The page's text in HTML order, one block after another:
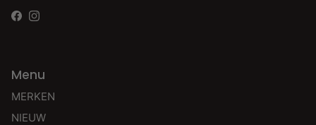
Facebook
Instagram
Menu
MERKEN
NIEUW